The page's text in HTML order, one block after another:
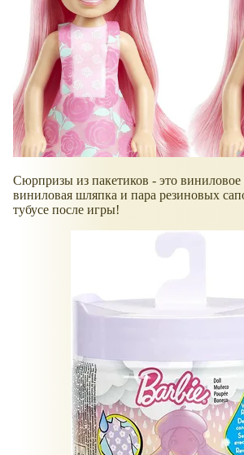
Сюрпризы из пакетиков - это виниловое
виниловая шляпка и пара резиновых
тубусе после игры!